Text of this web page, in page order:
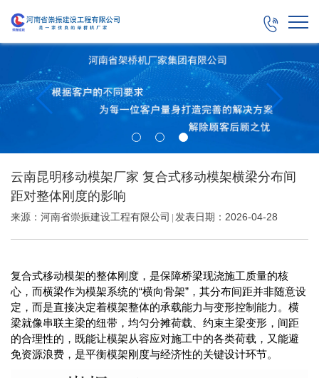

云南昆明移动模架厂家 复合式移动模架横梁分布间
距对整体刚度的影响
来源：河南省崇振建设工程有限公司 发表日期：2026-04-28
复合式移动模架的整体刚度，是保障桥梁现浇施工质量的核
心，而横梁作为模架系统的“横向骨架”，其分布间距并非随意设
定，而是直接决定着模架整体的承载能力与变形控制能力。横
梁就像串联主梁的纽带，均匀分摊荷载、约束主梁变形，间距
的合理性的，既能让模架从容应对施工中的各类荷载，又能避
免资源浪费，是平衡模架刚度与经济性的关键设计环节。